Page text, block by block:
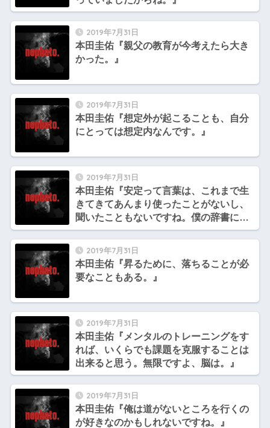
2019年7月31日
本田圭佑『親父の教育が今考えたら大き
かった。』
2019年7月31日
本田圭佑『想定外が起こることも、自分
にとっては想定内なんです。』
2019年7月31日
本田圭佑『安定って言葉は、これまで生
きてきてあんまり使ったことがないし、
聞いたこともないですね。僕の辞書にな
い言葉です。』
2019年7月31日
本田圭佑『昇るために、落ちることが必
要なこともある。』
2019年7月31日
本田圭佑『メンタルのトレーニングをす
れば、いくらでも課題を克服することは
出来ると思う。無限ですよ、脳は。』
2019年7月31日
本田圭佑『俺は道がないところを行くの
が好きなのかもしれないですね。』